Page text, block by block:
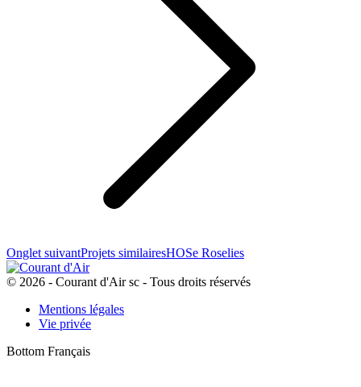
Onglet suivantProjets similairesHOSe Roselies
© 2026 - Courant d'Air sc - Tous droits réservés
Mentions légales
Vie privée
Bottom Français